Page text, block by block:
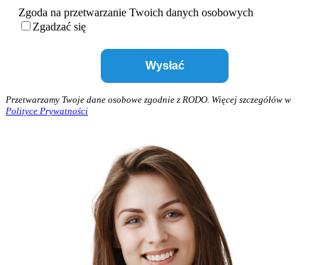
Zgoda na przetwarzanie Twoich danych osobowych
Zgadzać się
Przetwarzamy Twoje dane osobowe zgodnie z RODO. Więcej szczegółów w
Polityce Prywatności